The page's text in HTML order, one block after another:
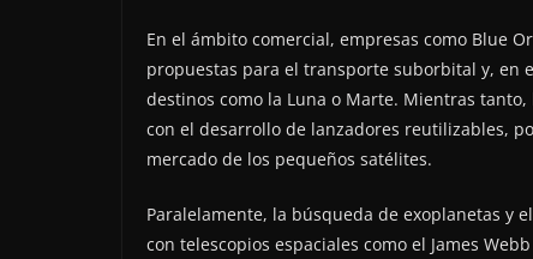
En el ámbito comercial, empresas como Blue
propuestas para el transporte suborbital y, en
destinos como la Luna o Marte. Mientras
con el desarrollo de lanzadores reutilizables,
mercado de los pequeños satélites.
Paralelamente, la búsqueda de exoplanetas y
con telescopios espaciales como el James